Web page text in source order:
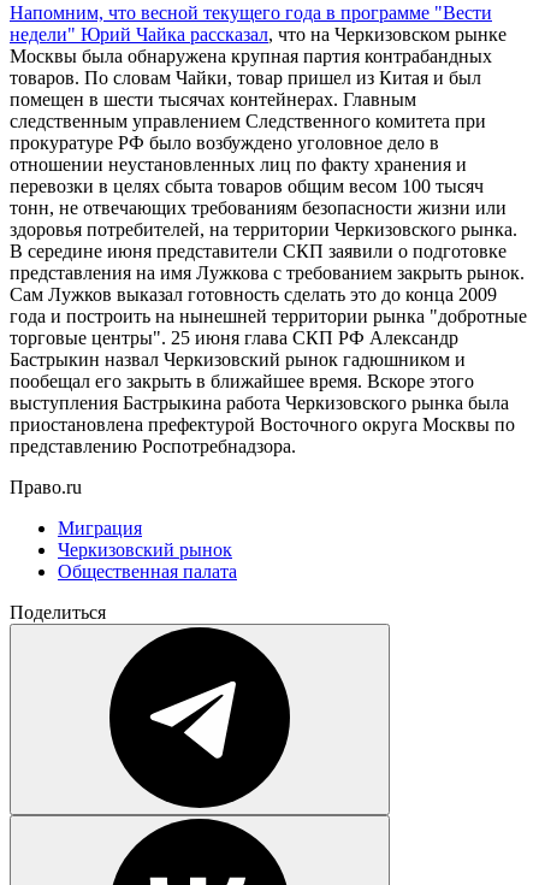
Напомним, что весной текущего года в программе "Вести
недели" Юрий Чайка рассказал, что на Черкизовском рынке
Москвы была обнаружена крупная партия контрабандных
товаров. По словам Чайки, товар пришел из Китая и был
помещен в шести тысячах контейнерах. Главным
следственным управлением Следственного комитета при
прокуратуре РФ было возбуждено уголовное дело в
отношении неустановленных лиц по факту хранения и
перевозки в целях сбыта товаров общим весом 100 тысяч
тонн, не отвечающих требованиям безопасности жизни или
здоровья потребителей, на территории Черкизовского рынка.
В середине июня представители СКП заявили о подготовке
представления на имя Лужкова с требованием закрыть рынок.
Сам Лужков выказал готовность сделать это до конца 2009
года и построить на нынешней территории рынка "добротные
торговые центры". 25 июня глава СКП РФ Александр
Бастрыкин назвал Черкизовский рынок гадюшником и
пообещал его закрыть в ближайшее время. Вскоре этого
выступления Бастрыкина работа Черкизовского рынка была
приостановлена префектурой Восточного округа Москвы по
представлению Роспотребнадзора.
Право.ru
Миграция
Черкизовский рынок
Общественная палата
Поделиться